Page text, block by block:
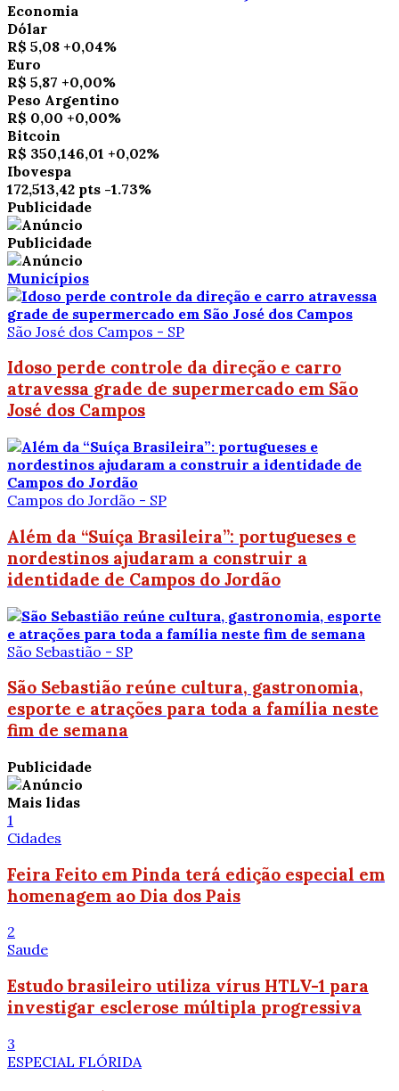
Economia
Dólar
R$ 5,08 +0,04%
Euro
R$ 5,87 +0,00%
Peso Argentino
R$ 0,00 +0,00%
Bitcoin
R$ 350,146,01 +0,02%
Ibovespa
172,513,42 pts -1.73%
Publicidade
Publicidade
Municípios
São José dos Campos - SP
Idoso perde controle da direção e carro
atravessa grade de supermercado em São
José dos Campos
Campos do Jordão - SP
Além da “Suíça Brasileira”: portugueses e
nordestinos ajudaram a construir a
identidade de Campos do Jordão
São Sebastião - SP
São Sebastião reúne cultura, gastronomia,
esporte e atrações para toda a família neste
fim de semana
Publicidade
Mais lidas
1
Cidades
Feira Feito em Pinda terá edição especial em
homenagem ao Dia dos Pais
2
Saude
Estudo brasileiro utiliza vírus HTLV-1 para
investigar esclerose múltipla progressiva
3
ESPECIAL FLÓRIDA